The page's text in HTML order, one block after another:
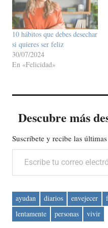
10 hábitos que debes desechar
si quieres ser feliz
30/07/2024
En «Felicidad»
Descubre más
Suscríbete y recibe las
Escribe tu correo electrónico…
ayudan diarios envejecer
lentamente
personas vivir